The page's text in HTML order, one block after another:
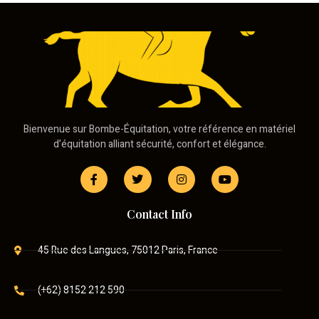
Bienvenue sur Bombe-Équitation, votre référence en matériel
d’équitation alliant sécurité, confort et élégance.
Contact Info
45 Rue des Langues, 75012 Paris, France
(+62) 8152 212 590